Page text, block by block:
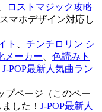
ロストマジック攻略
マホデザイン対応し
ト
チンチロリン シ
メーカー
色読みト
J-POP最新人気曲ラン
プページ（このペー
した！ J-POP最新人